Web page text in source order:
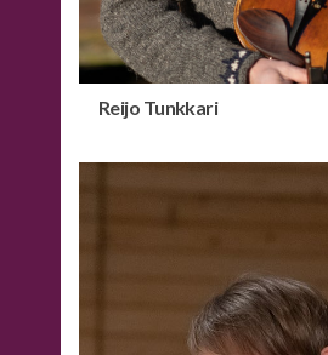
Reijo Tunkkari